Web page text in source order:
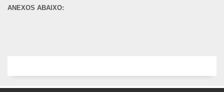
ANEXOS ABAIXO: